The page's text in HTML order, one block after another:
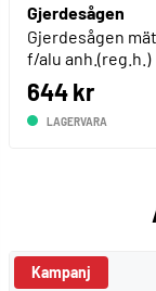
Gjerdesågen
Gjerdesågen
f/alu anh.(reg.h.)
644 kr
LAGERVARA
Kampanj